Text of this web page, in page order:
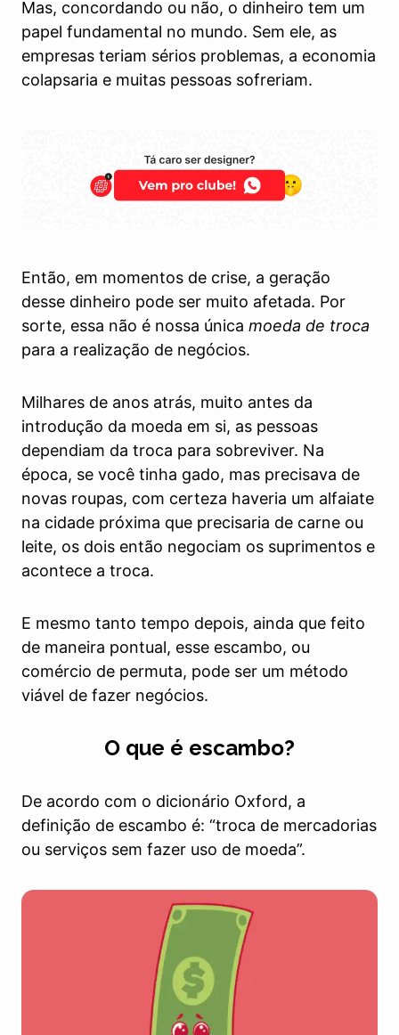
Mas, concordando ou não, o dinheiro tem um
papel fundamental no mundo. Sem ele, as
empresas teriam sérios problemas, a economia
colapsaria e muitas pessoas sofreriam.
Então, em momentos de crise, a geração
desse dinheiro pode ser muito afetada. Por
sorte, essa não é nossa única moeda de troca
para a realização de negócios.
Milhares de anos atrás, muito antes da
introdução da moeda em si, as pessoas
dependiam da troca para sobreviver. Na
época, se você tinha gado, mas precisava de
novas roupas, com certeza haveria um alfaiate
na cidade próxima que precisaria de carne ou
leite, os dois então negociam os suprimentos e
acontece a troca.
E mesmo tanto tempo depois, ainda que feito
de maneira pontual, esse escambo, ou
comércio de permuta, pode ser um método
viável de fazer negócios.
O que é escambo?
De acordo com o dicionário Oxford, a
definição de escambo é: “troca de mercadorias
ou serviços sem fazer uso de moeda”.